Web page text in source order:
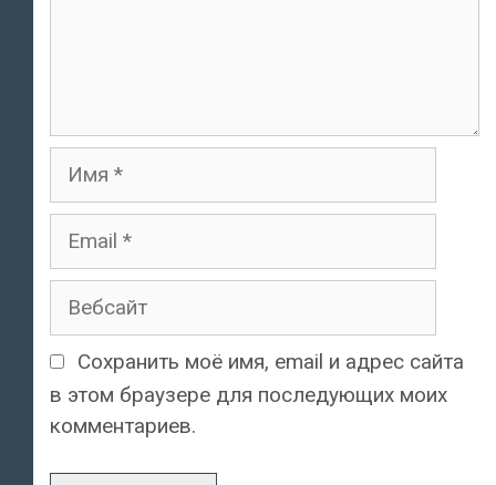
Имя
Email
Вебсайт
Сохранить моё имя, email и адрес сайта
в этом браузере для последующих моих
комментариев.